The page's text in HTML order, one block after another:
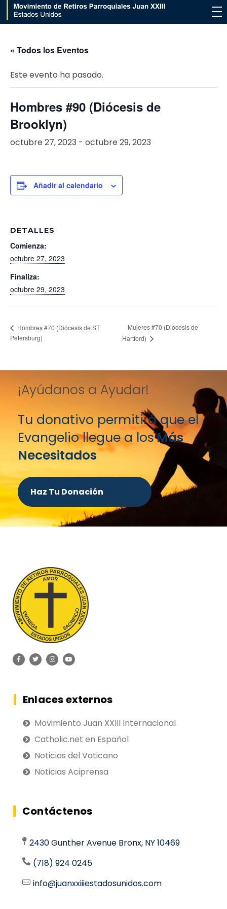
Movimiento de Retiros Parroquiales Juan XXIII - Estados Unidos
« Todos los Eventos
Este evento ha pasado.
Hombres #90 (Diócesis de
Brooklyn)
octubre 27, 2023 - octubre 29, 2023
Añadir al calendario
DETALLES
Comienza:
octubre 27, 2023
Finaliza:
octubre 29, 2023
Hombres #70 (Diócesis de ST
Petersburg)
Mujeres #70 (Diócesis de
Hartford)
¡Ayúdanos a Ayudar!
Tu donativo permitirá que el
Evangelio llegue a losMás
Necesitados
Haz Tu Donación
Enlaces externos
Movimiento Juan XXIII Internacional
Catholic.net en Español
Noticias del Vaticano
Noticias Aciprensa
Contáctenos
2430 Gunther Avenue Bronx, NY 10469
(718) 924 0245
info@juanxxiiiestadosunidos.com